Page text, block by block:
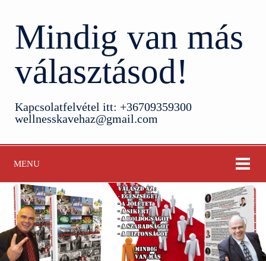
Mindig van más
választásod!
Kapcsolatfelvétel itt: +36709359300
wellnesskavehaz@gmail.com
MENU